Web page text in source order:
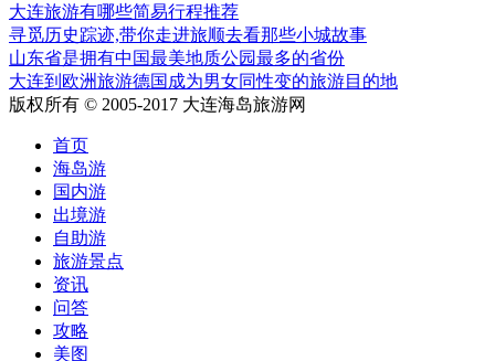
大连旅游有哪些简易行程推荐
寻觅历史踪迹,带你走进旅顺去看那些小城故事
山东省是拥有中国最美地质公园最多的省份
大连到欧洲旅游德国成为男女同性变的旅游目的地
版权所有 © 2005-2017 大连海岛旅游网
首页
海岛游
国内游
出境游
自助游
旅游景点
资讯
问答
攻略
美图